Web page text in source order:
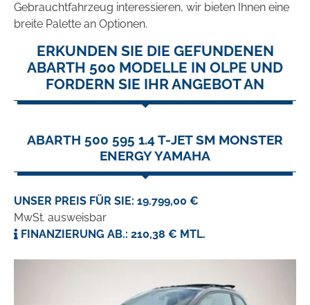
Gebrauchtfahrzeug interessieren, wir bieten Ihnen eine
breite Palette an Optionen.
ERKUNDEN SIE DIE GEFUNDENEN
ABARTH 500 MODELLE IN OLPE UND
FORDERN SIE IHR ANGEBOT AN
ABARTH 500 595 1.4 T-JET SM MONSTER
ENERGY YAMAHA
UNSER PREIS FÜR SIE: 19.799,00 €
MwSt. ausweisbar
FINANZIERUNG AB.: 210,38 € MTL.